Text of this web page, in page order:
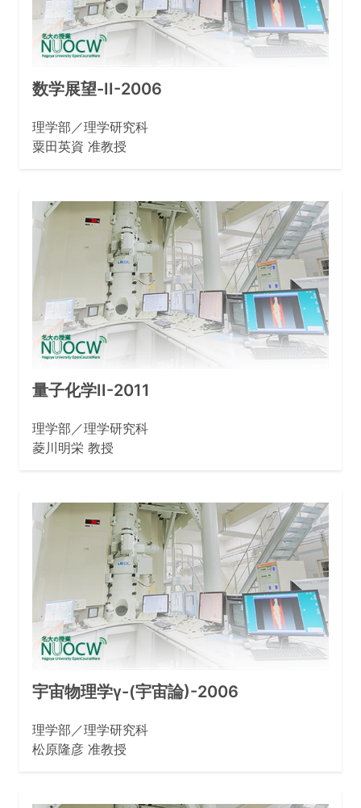
数学展望-II-2006
理学部／理学研究科
粟田英資 准教授
量子化学II-2011
理学部／理学研究科
菱川明栄 教授
宇宙物理学γ-(宇宙論)-2006
理学部／理学研究科
松原隆彦 准教授